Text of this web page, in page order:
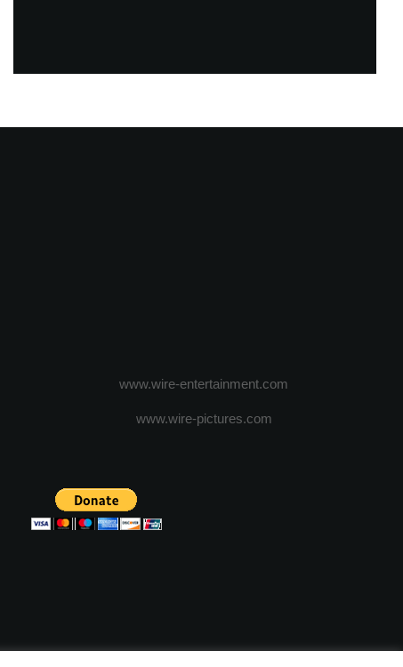
www.wire-entertainment.com
www.wire-pictures.com